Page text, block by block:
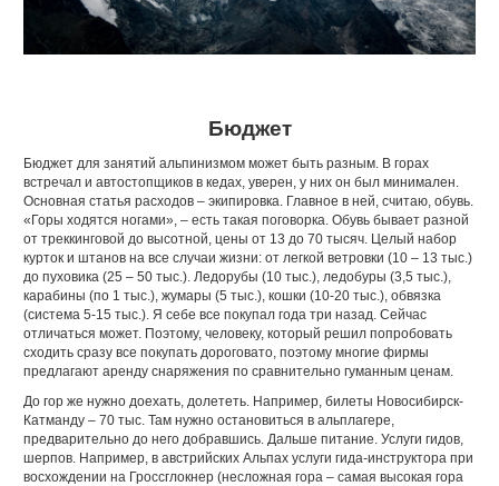
Бюджет
Бюджет для занятий альпинизмом может быть разным. В горах
встречал и автостопщиков в кедах, уверен, у них он был минимален.
Основная статья расходов – экипировка. Главное в ней, считаю, обувь.
«Горы ходятся ногами», – есть такая поговорка. Обувь бывает разной
от треккинговой до высотной, цены от 13 до 70 тысяч. Целый набор
курток и штанов на все случаи жизни: от легкой ветровки (10 – 13 тыс.)
до пуховика (25 – 50 тыс.). Ледорубы (10 тыс.), ледобуры (3,5 тыс.),
карабины (по 1 тыс.), жумары (5 тыс.), кошки (10-20 тыс.), обвязка
(система 5-15 тыс.). Я себе все покупал года три назад. Сейчас
отличаться может. Поэтому, человеку, который решил попробовать
сходить сразу все покупать дороговато, поэтому многие фирмы
предлагают аренду снаряжения по сравнительно гуманным ценам.
До гор же нужно доехать, долететь. Например, билеты Новосибирск-
Катманду – 70 тыс. Там нужно остановиться в альплагере,
предварительно до него добравшись. Дальше питание. Услуги гидов,
шерпов. Например, в австрийских Альпах услуги гида-инструктора при
восхождении на Гроссглокнер (несложная гора – самая высокая гора